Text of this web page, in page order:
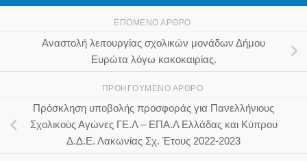
ΕΠΌΜΕΝΟ ΆΡΘΡΟ
Αναστολή λειτουργίας σχολικών μονάδων Δήμου
Ευρώτα λόγω κακοκαιρίας.
ΠΡΟΗΓΟΎΜΕΝΟ ΆΡΘΡΟ
Πρόσκληση υποβολής προσφοράς για Πανελλήνιους
Σχολικούς Αγώνες ΓΕ.Λ – ΕΠΑ.Λ Ελλάδας και Κύπρου
Δ.Δ.Ε. Λακωνίας Σχ. Έτους 2022-2023